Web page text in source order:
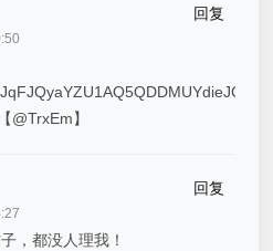
回复
】
@TrxEm】
回复
，都没人理我！